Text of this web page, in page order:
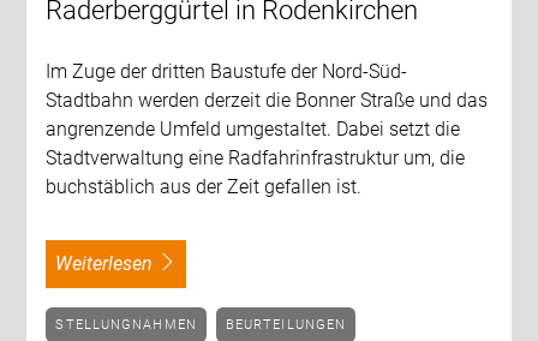
Raderberggürtel in Rodenkirchen
Im Zuge der dritten Baustufe der Nord-Süd-
Stadtbahn werden derzeit die Bonner Straße und das
angrenzende Umfeld umgestaltet. Dabei setzt die
Stadtverwaltung eine Radfahrinfrastruktur um, die
buchstäblich aus der Zeit gefallen ist.
weiterlesen
STELLUNGNAHMEN BEURTEILUNGEN